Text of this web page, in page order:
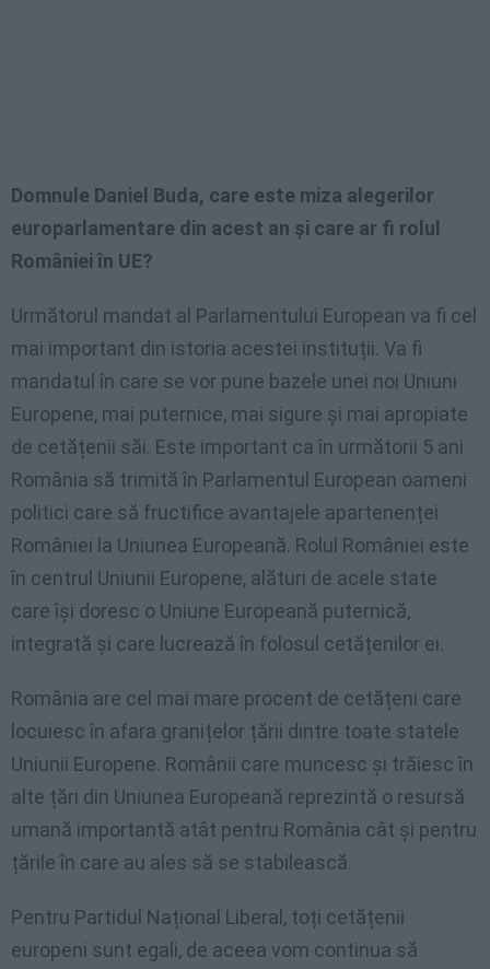
Domnule Daniel Buda, care este miza alegerilor
europarlamentare din acest an și care ar fi rolul
României în UE?
Următorul mandat al Parlamentului European va fi cel
mai important din istoria acestei instituții. Va fi
mandatul în care se vor pune bazele unei noi Uniuni
Europene, mai puternice, mai sigure și mai apropiate
de cetățenii săi. Este important ca în următorii 5 ani
România să trimită în Parlamentul European oameni
politici care să fructifice avantajele apartenenței
României la Uniunea Europeană. Rolul României este
în centrul Uniunii Europene, alături de acele state
care își doresc o Uniune Europeană puternică,
integrată și care lucrează în folosul cetățenilor ei.
România are cel mai mare procent de cetățeni care
locuiesc în afara granițelor țării dintre toate statele
Uniunii Europene. Românii care muncesc și trăiesc în
alte țări din Uniunea Europeană reprezintă o resursă
umană importantă atât pentru România cât și pentru
țările în care au ales să se stabilească.
Pentru Partidul Național Liberal, toți cetățenii
europeni sunt egali, de aceea vom continua să